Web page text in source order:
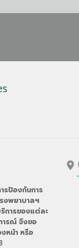
รป้องกันการ
งพยาบาลฯ
ริการของแต่ละ
ารณ์ จึงขอ
หน้า หรือ